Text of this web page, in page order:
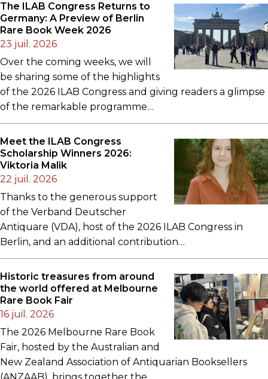
The ILAB Congress Returns to
Germany: A Preview of Berlin
Rare Book Week 2026
23 juil. 2026
Over the coming weeks, we will
be sharing some of the highlights
of the 2026 ILAB Congress and giving readers a glimpse
of the remarkable programme…
Meet the ILAB Congress
Scholarship Winners 2026:
Viktoria Malik
22 juil. 2026
Thanks to the generous support
of the Verband Deutscher
Antiquare (VDA), host of the 2026 ILAB Congress in
Berlin, and an additional contribution…
Historic treasures from around
the world offered at Melbourne
Rare Book Fair
16 juil. 2026
The 2026 Melbourne Rare Book
Fair, hosted by the Australian and
New Zealand Association of Antiquarian Booksellers